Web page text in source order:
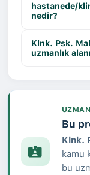
hastanede/
nedir?
Klnk. Psk.
uzmanlık
Bu
Klnk.
kamu
bu